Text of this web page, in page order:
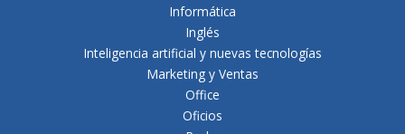
Informática
Inglés
Inteligencia artificial y nuevas tecnologías
Marketing y Ventas
Office
Oficios